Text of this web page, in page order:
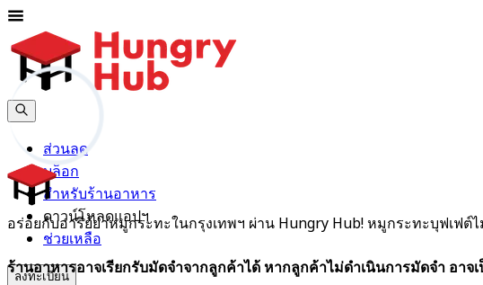
ส่วนลด
บล็อก
สำหรับร้านอาหาร
ดาวน์โหลดแอปฯ
ช่วยเหลือ
ลงทะเบียน
อร่อยกับอารีย์ย่าหมูกระทะในกรุงเทพฯ ผ่าน Hungry Hub! หมูกระทะบุฟเฟต์
ร้านอาหารอาจเรียกรับมัดจำจากลูกค้าได้ หากลูกค้าไม่ดำเนินการมัดจำ อาจ